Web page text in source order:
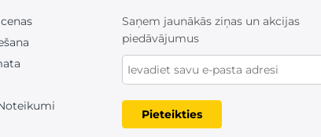
Saņem jaunākās ziņas un akcijas
piedāvājumus
Pieteikties